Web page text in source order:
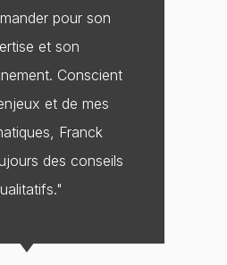
pour son
et son
Conscient
et de mes
Franck
des conseils